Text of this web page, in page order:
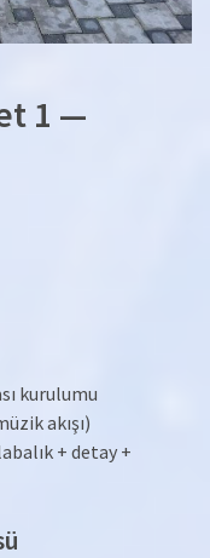
1 —
kurulumu
akışı)
+ detay +